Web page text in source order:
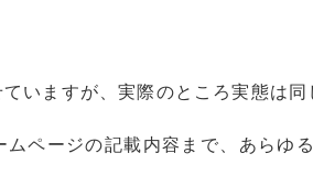
いますが、実際のところ実態は同
ページの記載内容まで、あらゆ